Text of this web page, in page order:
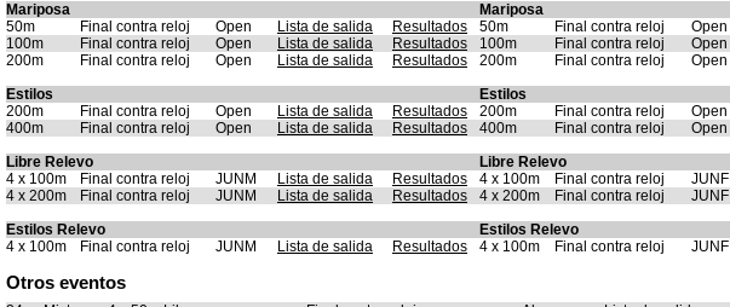
Mariposa
Mariposa
50m
Final contra reloj Open Lista de salida Resultados 50m Final contra reloj Open
100m
Final contra reloj Open Lista de salida Resultados 100m Final contra reloj Open
200m
Final contra reloj Open Lista de salida Resultados 200m Final contra reloj Open
Estilos
Estilos
200m
Final contra reloj Open Lista de salida Resultados 200m Final contra reloj Open
400m
Final contra reloj Open Lista de salida Resultados 400m Final contra reloj Open
Libre Relevo
Libre Relevo
4 x 100m
Final contra reloj JUNM Lista de salida Resultados 4 x 100m Final contra reloj JUNF
4 x 200m
Final contra reloj JUNM Lista de salida Resultados 4 x 200m Final contra reloj JUNF
Estilos Relevo
Estilos Relevo
4 x 100m
Final contra reloj JUNM Lista de salida Resultados 4 x 100m Final contra reloj JUNF
Otros eventos